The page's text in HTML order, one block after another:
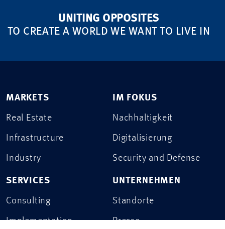
UNITING OPPOSITES
TO CREATE A WORLD WE WANT TO LIVE IN
MARKETS
Real Estate
Infrastructure
Industry
SERVICES
Consulting
Implementation
IM FOKUS
Nachhaltigkeit
Digitalisierung
Security and Defense
UNTERNEHMEN
Standorte
Presse